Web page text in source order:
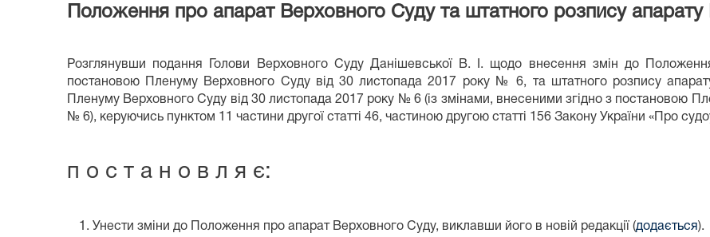
Положення про апарат Верховного Суду та штатного розпису
Розглянувши подання Голови Верховного Суду Данішевської В. І. щодо внесення змін до
постановою Пленуму Верховного Суду від 30 листопада 2017 року № 6, та штатного розпису
Пленуму Верховного Суду від 30 листопада 2017 року № 6 (із змінами, внесеними згідно з постановою
№ 6), керуючись пунктом 11 частини другої статті 46, частиною другою статті 156 Закону України «Про
п о с т а н о в л я є:
Унести зміни до Положення про апарат Верховного Суду, виклавши його в новій редакції (додається).